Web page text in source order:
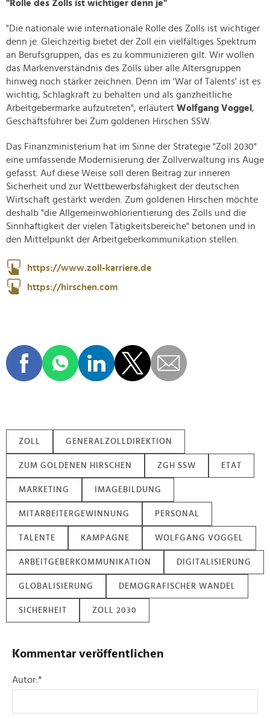
"Rolle des Zolls ist wichtiger denn je"
"Die nationale wie internationale Rolle des Zolls ist wichtiger
denn je. Gleichzeitig bietet der Zoll ein vielfältiges Spektrum
an Berufsgruppen, das es zu kommunizieren gilt. Wir wollen
das Markenverständnis des Zolls über alle Altersgruppen
hinweg noch stärker zeichnen. Denn im 'War of Talents' ist es
wichtig, Schlagkraft zu behalten und als ganzheitliche
Arbeitgebermarke aufzutreten", erläutert Wolfgang Voggel ,
Geschäftsführer bei Zum goldenen Hirschen SSW.
Das Finanzministerium hat im Sinne der Strategie "Zoll 2030"
eine umfassende Modernisierung der Zollverwaltung ins Auge
gefasst. Auf diese Weise soll deren Beitrag zur inneren
Sicherheit und zur Wettbewerbsfähigkeit der deutschen
Wirtschaft gestärkt werden. Zum goldenen Hirschen möchte
deshalb "die Allgemeinwohlorientierung des Zolls und die
Sinnhaftigkeit der vielen Tätigkeitsbereiche" betonen und in
den Mittelpunkt der Arbeitgeberkommunikation stellen.
https://www.zoll-karriere.de
https://hirschen.com
ZOLL GENERALZOLLDIREKTION
ZUM GOLDENEN HIRSCHEN ZGH SSW ETAT
MARKETING IMAGEBILDUNG
MITARBEITERGEWINNUNG PERSONAL
TALENTE KAMPAGNE WOLFGANG VOGGEL
ARBEITGEBERKOMMUNIKATION DIGITALISIERUNG
GLOBALISIERUNG DEMOGRAFISCHER WANDEL
SICHERHEIT ZOLL 2030
Kommentar veröffentlichen
Autor:*